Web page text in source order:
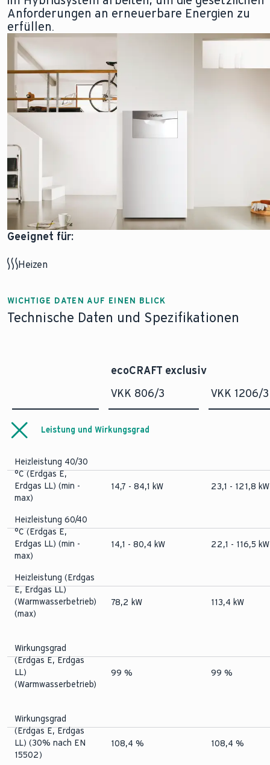
Anforderungen an erneuerbare Energien zu
erfüllen.
Geeignet für:
Heizen
WICHTIGE DATEN AUF EINEN BLICK
Technische Daten und Spezifikationen
ecoCRAFT exclusiv
VKK 806/3
VKK 1206/3
Leistung und Wirkungsgrad
Heizleistung 40/30
°C (Erdgas E,
Erdgas LL) (min -
max)
14,7 - 84,1 kW 23,1 - 121,8 kW
Heizleistung 60/40
°C (Erdgas E,
Erdgas LL) (min -
max)
14,1 - 80,4 kW 22,1 - 116,5 kW
Heizleistung (Erdgas
E, Erdgas LL)
(Warmwasserbetrieb)
(max)
78,2 kW 113,4 kW
Wirkungsgrad
(Erdgas E, Erdgas
LL)
(Warmwasserbetrieb)
99 % 99 %
Wirkungsgrad
(Erdgas E, Erdgas
LL) (30% nach EN
15502)
108,4 % 108,4 %